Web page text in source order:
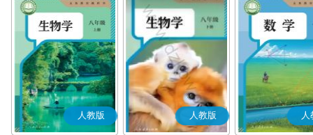
人教版 人教版 人